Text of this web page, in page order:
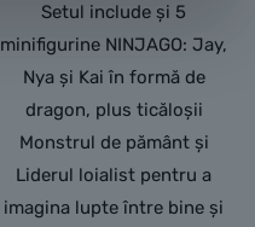
Setul include și 5
minifigurine NINJAGO: Jay,
Nya și Kai în formă de
dragon, plus ticăloșii
Monstrul de pământ și
Liderul loialist pentru a
imagina lupte între bine și